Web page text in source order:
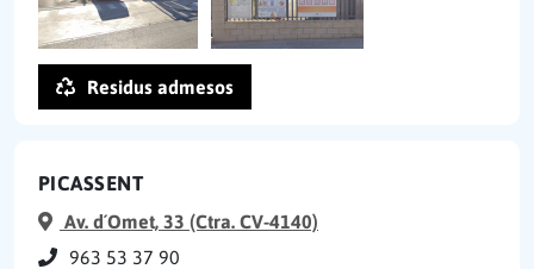
Residus admesos
PICASSENT
Av. d´Omet, 33 (Ctra. CV-4140)
963 53 37 90